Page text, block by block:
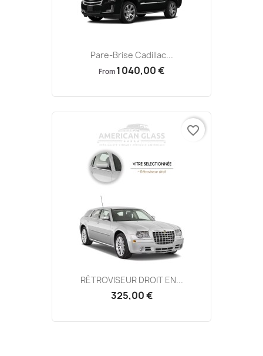
Pare-Brise Cadillac...
From 1 040,00 €
RÉTROVISEUR DROIT EN...
325,00 €
favorite_border